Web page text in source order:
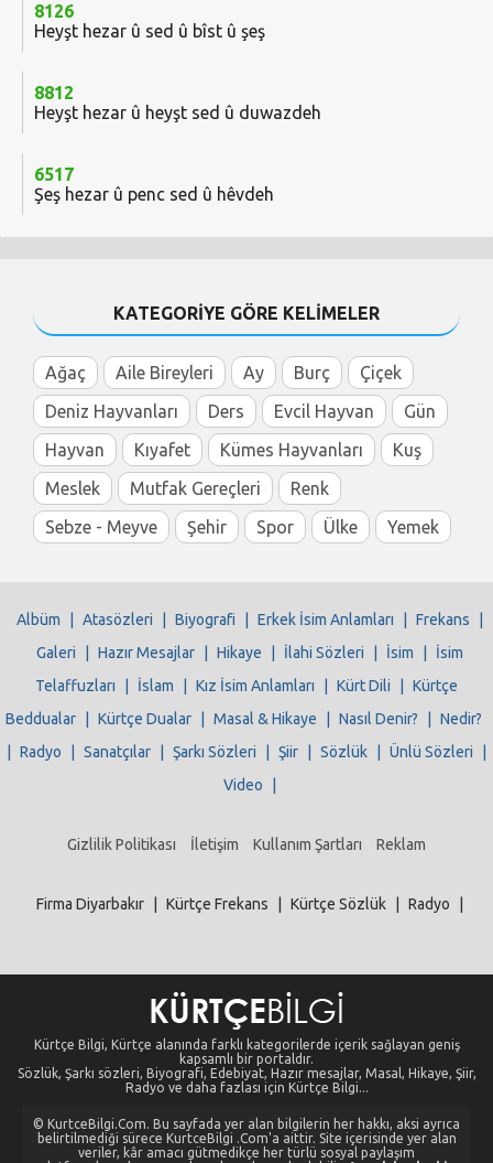
8126
Heyşt hezar û sed û bîst û şeş
8812
Heyşt hezar û heyşt sed û duwazdeh
6517
Şeş hezar û penc sed û hêvdeh
KATEGORİYE GÖRE KELİMELER
Ağaç Aile Bireyleri Ay Burç
Çiçek
Deniz Hayvanları
Ders Evcil Hayvan
Gün
Hayvan
Kıyafet Kümes Hayvanları
Kuş
Meslek
Mutfak Gereçleri
Renk
Sebze - Meyve
Şehir Spor Ülke Yemek
Albüm Atasözleri Biyografi Erkek İsim Anlamları Frekans
Galeri
Hazır Mesajlar Hikaye İlahi Sözleri İsim
İsim
Telaffuzları
İslam Kız İsim Anlamları Kürt Dili
Kürtçe
Beddualar
Kürtçe Dualar Masal & Hikaye Nasıl Denir?
Nedir?
Radyo Sanatçılar Şarkı Sözleri Şiir Sözlük Ünlü Sözleri
Video
Gizlilik Politikası İletişim Kullanım Şartları Reklam
Firma Diyarbakır Kürtçe Frekans Kürtçe Sözlük Radyo
Kürtçe Bilgi, Kürtçe alanında farklı kategorilerde içerik sağlayan geniş
kapsamlı bir portaldır.
Sözlük, Şarkı sözleri, Biyografi, Edebiyat, Hazır mesajlar, Masal, Hikaye, Şiir,
Radyo ve daha fazlası için Kürtçe Bilgi...
© KurtceBilgi.Com. Bu sayfada yer alan bilgilerin her hakkı, aksi ayrıca
belirtilmediği sürece KurtceBilgi .Com'a aittir. Site içerisinde yer alan
veriler, kâr amacı gütmedikçe her türlü sosyal paylaşım